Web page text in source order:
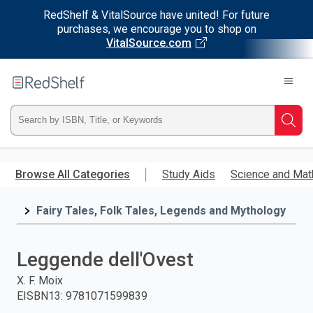
RedShelf & VitalSource have united! For future
purchases, we encourage you to shop on
VitalSource.com
main
RedShelf
Type
ISBN,
Title,
and
press
Browse All Categories Study Aids Science and
Fairy Tales, Folk Tales, Legends and Mythology
Leggende dell'Ovest
X. F. Moix
EISBN13: 9781071599839